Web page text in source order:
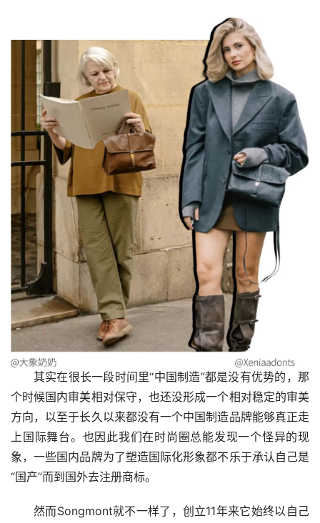
其实在很长一段时间里“中国制造”都是没有优势的，那
个时候国内审美相对保守，也还没形成一个相对稳定的审美
方向，以至于长久以来都没有一个中国制造品牌能够真正走
上国际舞台。也因此我们在时尚圈总能发现一个怪异的现
象，一些国内品牌为了塑造国际化形象都不乐于承认自己是
“国产”而到国外去注册商标。
然而Songmont就不一样了，创立11年来它始终以自己